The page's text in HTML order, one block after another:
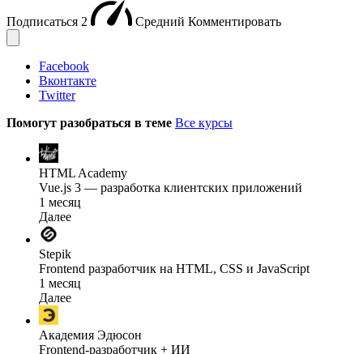
Подписаться 2 Средний Комментировать
Facebook
Вконтакте
Twitter
Помогут разобраться в теме Все курсы
HTML Academy
Vue.js 3 — разработка клиентских приложений
1 месяц
Далее
Stepik
Frontend разработчик на HTML, CSS и JavaScript
1 месяц
Далее
Академия Эдюсон
Frontend-разработчик + ИИ